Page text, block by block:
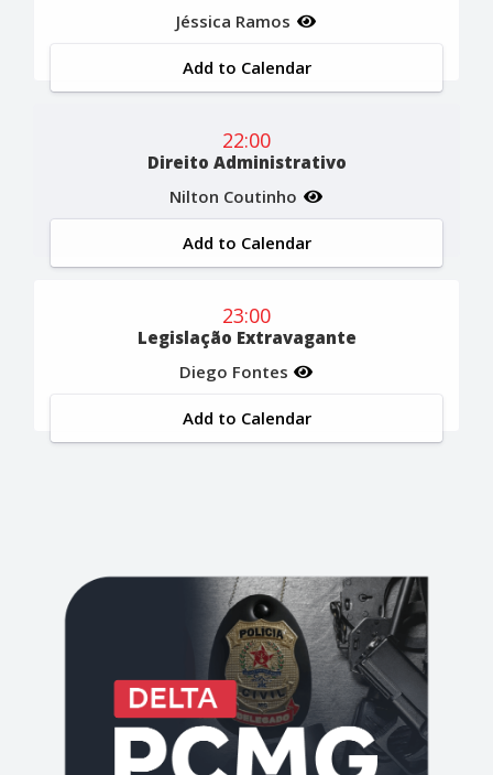
Jéssica Ramos
Add to Calendar
22:00
Direito Administrativo
Nilton Coutinho
Add to Calendar
23:00
Legislação Extravagante
Diego Fontes
Add to Calendar